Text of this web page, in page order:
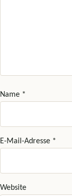
Name *
E-Mail-Adresse *
Website